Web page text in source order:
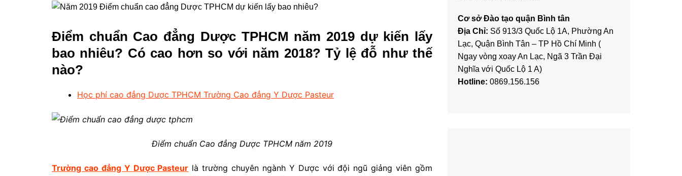
Điểm chuẩn Cao đẳng Dược TPHCM năm 2019 dự kiến lấy
bao nhiêu? Có cao hơn so với năm 2018? Tỷ lệ đỗ như thế
nào?
Học phí cao đẳng Dược TPHCM Trường Cao đẳng Y Dược Pasteur
Điểm chuẩn Cao đẳng Dược TPHCM năm 2019
Trường cao đẳng Y Dược Pasteur là trường chuyên ngành Y Dược với đội ngũ giảng viên gồm
Cơ sở Đào tạo quận Bình tân
Địa Chỉ: Số 913/3 Quốc Lộ 1A, Phường An
Lạc, Quận Bình Tân – TP Hồ Chí Minh (
Ngay vòng xoay An Lạc, Ngã 3 Trần Đại
Nghĩa với Quốc Lộ 1 A)
Hotline: 0869.156.156